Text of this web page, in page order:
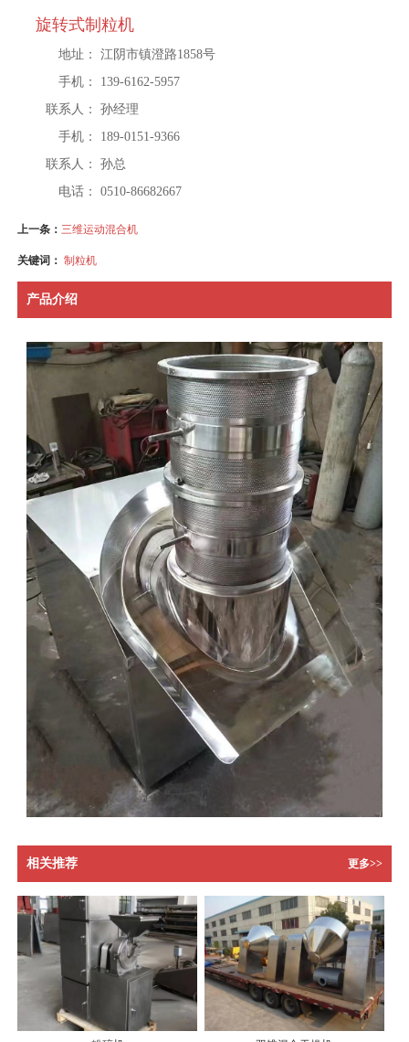
旋转式制粒机
地址：
江阴市镇澄路1858号
手机：
139-6162-5957
联系人：
孙经理
手机：
189-0151-9366
联系人：
孙总
电话：
0510-86682667
上一条：三维运动混合机
关键词：制粒机
产品介绍
相关推荐 更多>>